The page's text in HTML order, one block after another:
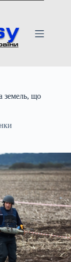
земель, що